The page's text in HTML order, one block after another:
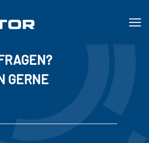
GERNE